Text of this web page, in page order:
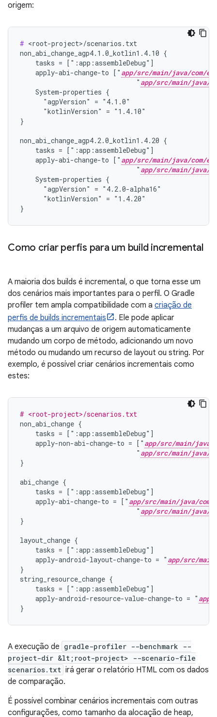
origem:
# <root-project>/scenarios.txt
non_abi_change_agp4.1.0_kotlin1.4.10 {
    tasks = [":app:assembleDebug"]
    apply-abi-change-to ["
app/src/main/java/com/
                              "
app/src/main/java/
    System-properties {
      "agpVersion" = "4.1.0"
      "kotlinVersion" = "1.4.10"
}
non_abi_change_agp4.2.0_kotlin1.4.20 {
    tasks = [":app:assembleDebug"]
    apply-abi-change-to ["
app/src/main/java/com/
                              "
app/src/main/java/
    System-properties {
      "agpVersion" = "4.2.0-alpha16"
      "kotlinVersion" = "1.4.20"
Como criar perfis para um build incremental
A maioria dos builds é incremental, o que torna esse um
dos cenários mais importantes para o perfil. O Gradle
profiler tem ampla compatibilidade com a criação de
perfis de builds incrementais
. Ele pode aplicar
mudanças a um arquivo de origem automaticamente
mudando um corpo de método, adicionando um novo
método ou mudando um recurso de layout ou string. Por
exemplo, é possível criar cenários incrementais como
estes:
# <root-project>/scenarios.txt
non_abi_change {
    tasks = [":app:assembleDebug"]
    apply-non-abi-change-to = ["
app/src/main/java/
                              "
app/src/main/java/
}
abi_change {
    tasks = [":app:assembleDebug"]
    apply-abi-change-to = ["
app/src/main/java/com/
                              "
app/src/main/java/
}
layout_change {
    tasks = [":app:assembleDebug"]
    apply-android-layout-change-to = "
app/src/
}
string_resource_change {
    tasks = [":app:assembleDebug"]
    apply-android-resource-value-change-to = "
}
A execução de gradle-profiler --benchmark --
project-dir &lt;root-project> --scenario-file
scenarios.txt irá gerar o relatório HTML com os dados
de comparação.
É possível combinar cenários incrementais com outras
configurações, como tamanho da alocação de heap,